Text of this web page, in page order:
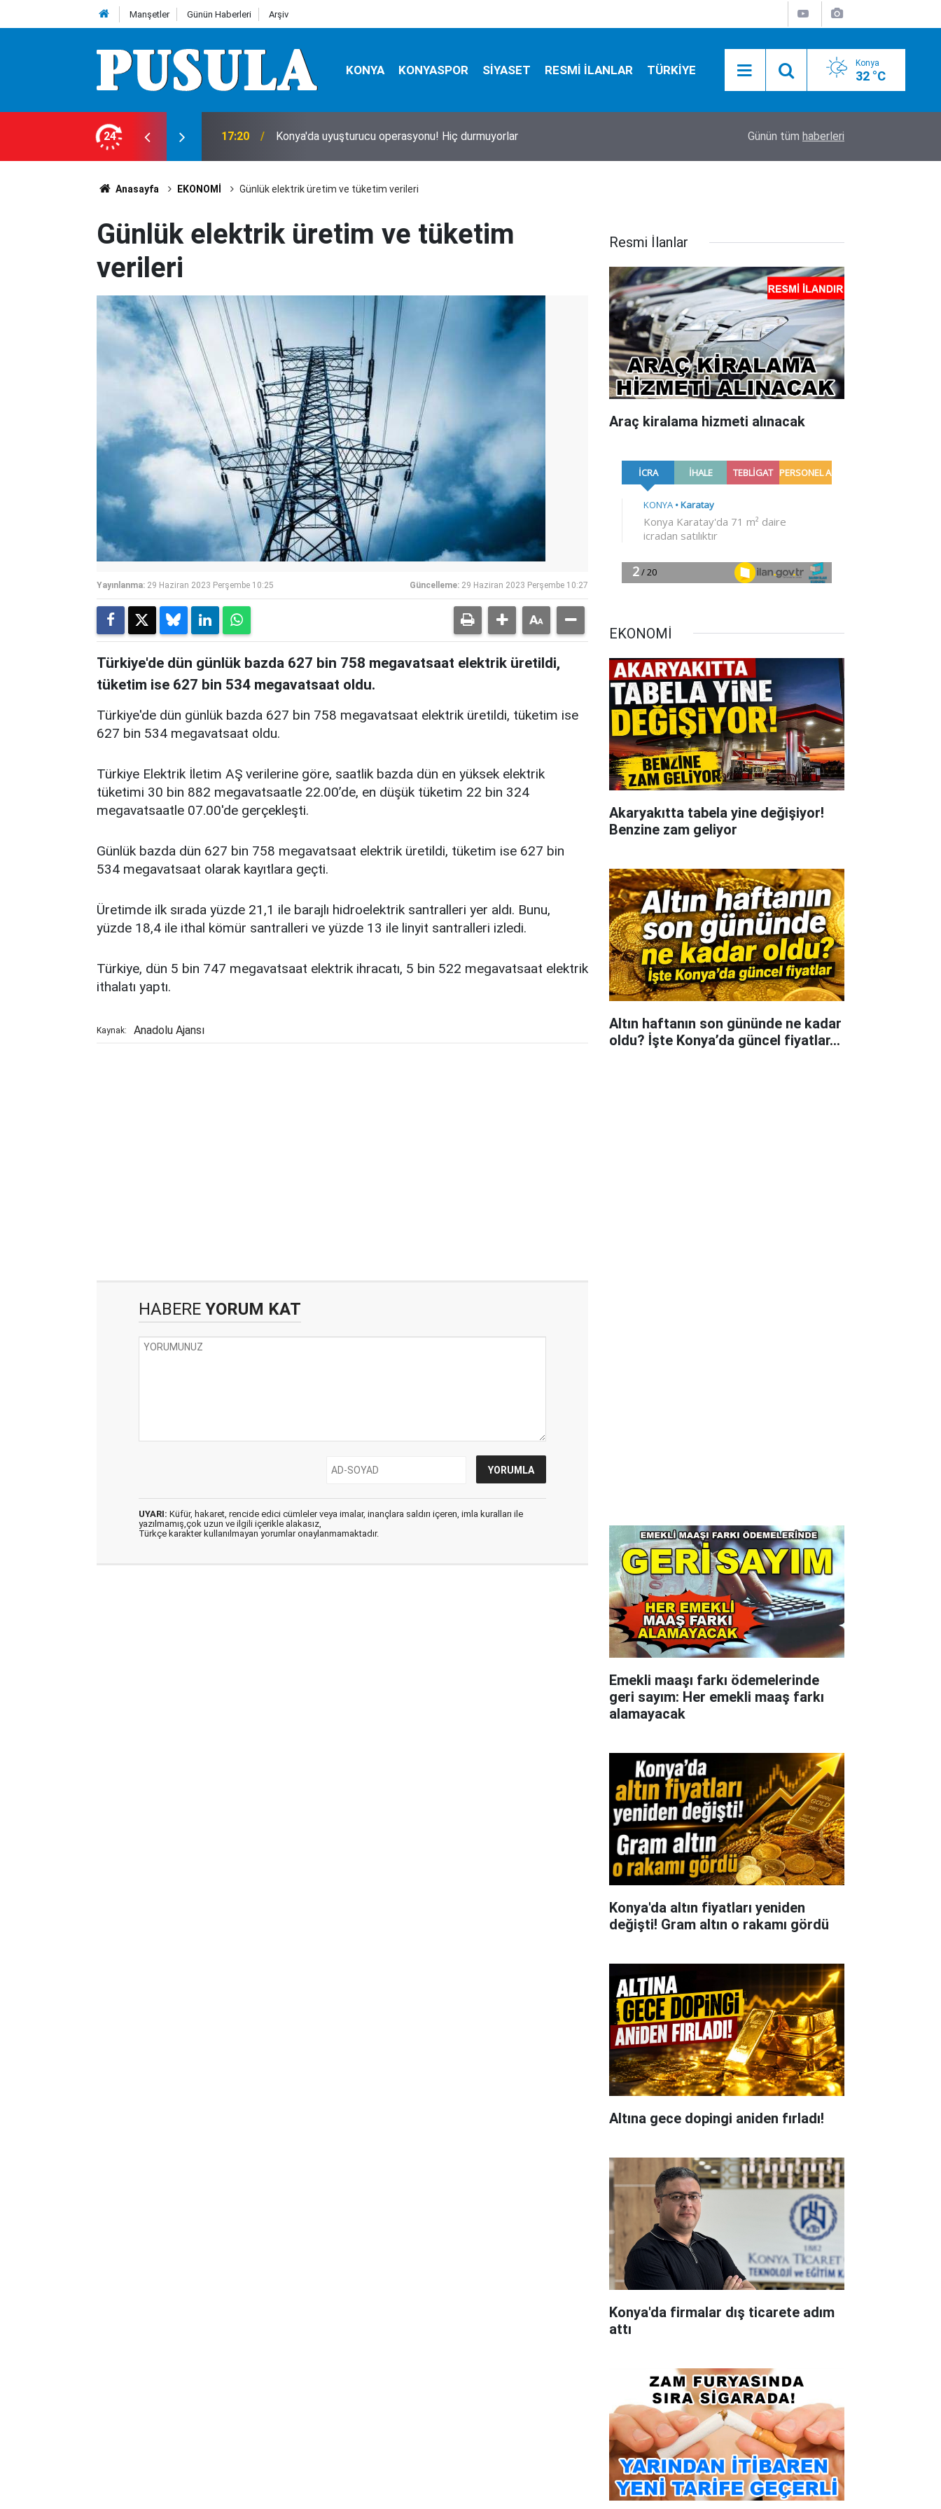
Manşetler Günün Haberleri Arşiv
KONYA KONYASPOR SİYASET RESMİ İLANLAR TÜRKİYE Konya
32 °C
24 17:05 Konya'da çok beğeniliyor: Müjde! İşte Baba-Oğul Kampı için yeni kayıt tarihleri Türkiye, Suudi Arabistan ve Pakistan arasında
Günün tüm haberleri
Anasayfa EKONOMİ Günlük elektrik üretim ve tüketim verileri
Günlük elektrik üretim ve tüketim
verileri
Yayınlanma: 29 Haziran 2023 Perşembe 10:25 Güncelleme: 29 Haziran 2023 Perşembe 10:27
Türkiye'de dün günlük bazda 627 bin 758 megavatsaat elektrik üretildi,
tüketim ise 627 bin 534 megavatsaat oldu.
Türkiye'de dün günlük bazda 627 bin 758 megavatsaat elektrik üretildi, tüketim ise
627 bin 534 megavatsaat oldu.
Türkiye Elektrik İletim AŞ verilerine göre, saatlik bazda dün en yüksek elektrik
tüketimi 30 bin 882 megavatsaatle 22.00’de, en düşük tüketim 22 bin 324
megavatsaatle 07.00'de gerçekleşti.
Günlük bazda dün 627 bin 758 megavatsaat elektrik üretildi, tüketim ise 627 bin
534 megavatsaat olarak kayıtlara geçti.
Üretimde ilk sırada yüzde 21,1 ile barajlı hidroelektrik santralleri yer aldı. Bunu,
yüzde 18,4 ile ithal kömür santralleri ve yüzde 13 ile linyit santralleri izledi.
Türkiye, dün 5 bin 747 megavatsaat elektrik ihracatı, 5 bin 522 megavatsaat elektrik
ithalatı yaptı.
Kaynak: Anadolu Ajansı
HABERE YORUM KAT
UYARI: Küfür, hakaret, rencide edici cümleler veya imalar, inançlara saldırı içeren, imla kuralları ile
yazılmamış,çok uzun ve ilgili içerikle alakasız,
Türkçe karakter kullanılmayan yorumlar onaylanmamaktadır.
Resmi İlanlar
Araç kiralama hizmeti alınacak
EKONOMİ
Akaryakıtta tabela yine değişiyor!
Benzine zam geliyor
Altın haftanın son gününde ne kadar
oldu? İşte Konya’da güncel fiyatlar...
Emekli maaşı farkı ödemelerinde
geri sayım: Her emekli maaş farkı
alamayacak
Konya'da altın fiyatları yeniden
değişti! Gram altın o rakamı gördü
Altına gece dopingi aniden fırladı!
Konya'da firmalar dış ticarete adım
attı